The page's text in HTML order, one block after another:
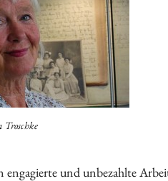
engagierte und unbezahlte